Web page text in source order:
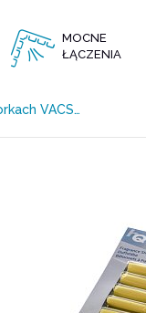
MOCNE
ŁĄCZENIA
VACS…